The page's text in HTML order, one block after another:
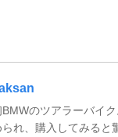
BMWのツアラーバイ
られ、購入してみると